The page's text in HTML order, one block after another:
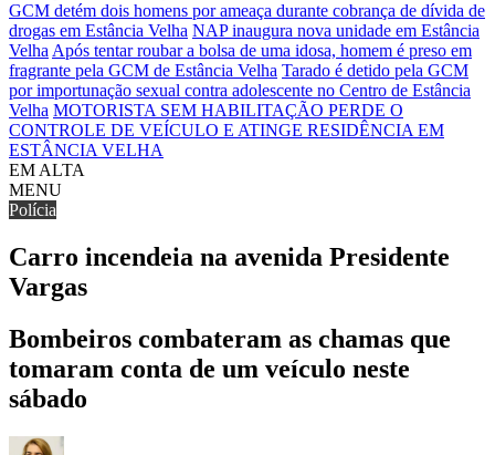
GCM detém dois homens por ameaça durante cobrança de dívida de
drogas em Estância Velha NAP inaugura nova unidade em Estância
Velha Após tentar roubar a bolsa de uma idosa, homem é preso em
fragrante pela GCM de Estância Velha Tarado é detido pela GCM
por importunação sexual contra adolescente no Centro de Estância
Velha MOTORISTA SEM HABILITAÇÃO PERDE O
CONTROLE DE VEÍCULO E ATINGE RESIDÊNCIA EM
ESTÂNCIA VELHA
EM ALTA
MENU
Polícia
Carro incendeia na avenida Presidente
Vargas
Bombeiros combateram as chamas que
tomaram conta de um veículo neste
sábado